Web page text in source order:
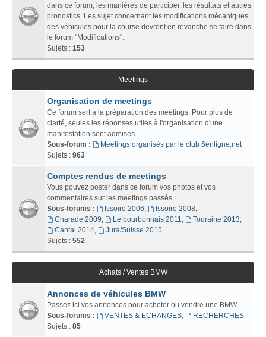
dans ce forum, les manières de participer, les résultats et autres
pronostics. Les sujet concernant les modifications mécaniques
des véhicules pour la course devront en revanche se faire dans
le forum "Modifications".
Sujets : 153
Meetings
Organisation de meetings
Ce forum sert à la préparation des meetings. Pour plus de
clarté, seules les réponses utiles à l'organisation d'une
manifestation sont admises.
Sous-forum :
Meetings organisés par le club 6enligne.net
Sujets : 963
Comptes rendus de meetings
Vous pouvez poster dans ce forum vos photos et vos
commentaires sur les meetings passés.
Sous-forums :
Issoire 2006, Issoire 2008,
Charade 2009, Le bourbonnais 2011, Touraine 2013,
Cantal 2014,
Jura/Suisse 2015
Sujets : 552
Achats / Ventes BMW
Annonces de véhicules BMW
Passez ici vos annonces pour acheter ou vendre une BMW.
Sous-forums :
VENTES & ECHANGES,
RECHERCHES
Sujets : 85